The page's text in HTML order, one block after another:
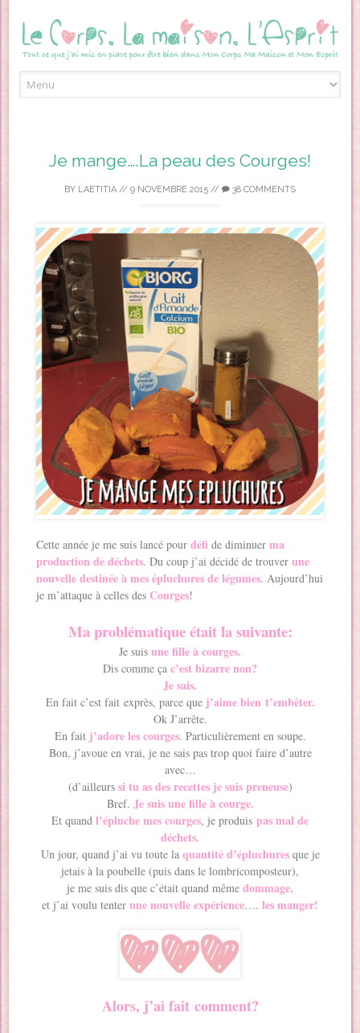
Je mange….La peau des Courges!
BY LAETITIA // 9 NOVEMBRE 2015 // 38 COMMENTS
Cette année je me suis lancé pourdéfi de diminuerma
production de déchets. Du coup j’ai décidé de trouverune
nouvelle destinée à mes épluchures de légumes. Aujourd’hui
je m’attaque à celles desCourges!
Ma problématique était la suivante:
Je suis une fille à courges.
Dis comme ça c’est bizarre non?
Je sais.
En fait c’est fait exprès, parce que j’aime bien t’embêter.
Ok J’arrête.
En faitj’adore les courges. Particulièrement en soupe.
Bon, j’avoue en vrai, je ne sais pas trop quoi faire d’autre
avec…
(d’ailleurssi tu as des recettes je suis preneuse)
Bref. Je suis une fille à courge.
Et quand l’épluche mes courges, je produis pas mal de
déchets.
Un jour, quand j’ai vu toute laquantité d’épluchures que je
jetais à la poubelle (puis dans le lombricomposteur),
je me suis dis que c’était quand même dommage,
et j’ai voulu tenter une nouvelle expérience…. les manger!
Alors, j’ai fait comment?